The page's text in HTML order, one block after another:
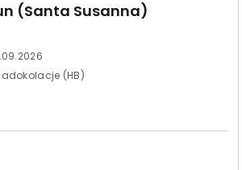
(Santa Susanna)
(HB)